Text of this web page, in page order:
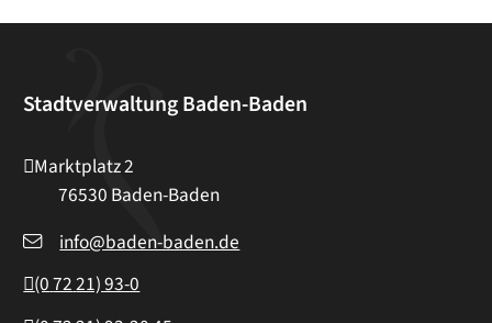
Stadtverwaltung Baden-Baden
Marktplatz 2
76530 Baden-Baden
info@baden-baden.de
(07221) 93-0